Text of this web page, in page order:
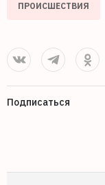
ПРОИСШЕСТВИЯ
Подписаться